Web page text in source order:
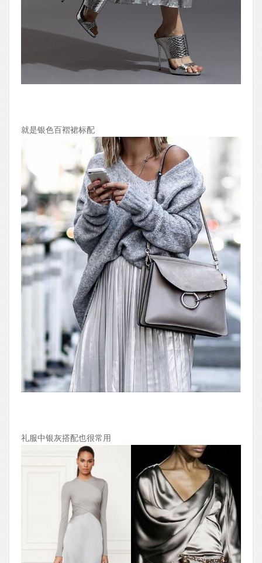
就是银色百褶裙标配
礼服中银灰搭配也很常用